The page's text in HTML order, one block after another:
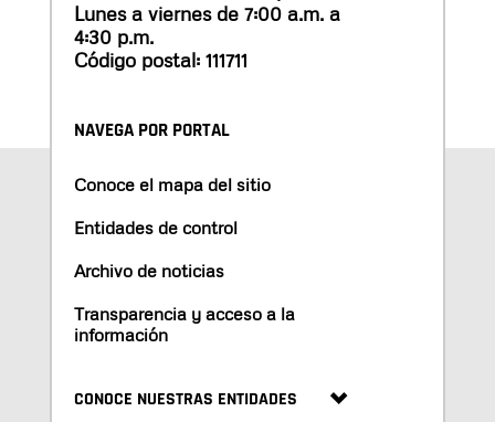
Lunes a viernes de 7:00 a.m. a
4:30 p.m.
Código postal: 111711
NAVEGA POR PORTAL
Conoce el mapa del sitio
Entidades de control
Archivo de noticias
Transparencia y acceso a la
información
CONOCE NUESTRAS ENTIDADES